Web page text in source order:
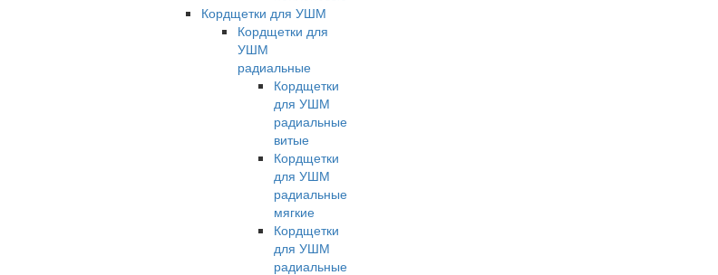
Кордщетки для УШМ
Кордщетки для
УШМ
радиальные
Кордщетки
для УШМ
радиальные
витые
Кордщетки
для УШМ
радиальные
мягкие
Кордщетки
для УШМ
радиальные